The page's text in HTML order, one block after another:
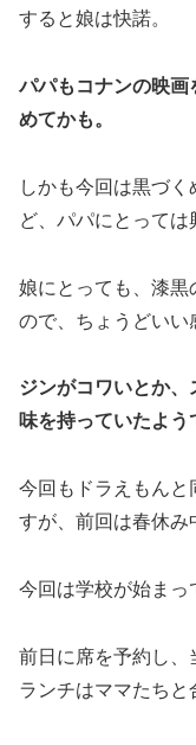
すると娘は快諾。
パパもコナンの映画
めてかも。
しかも今回は黒づ
ど、パパにとっては
娘にとっても、漆黒
ので、ちょうどいい
ジンがコワいとか
味を持っていたよう
今回もドラえもんと
すが、前回は春休み
今回は学校が始まっ
前日に席を予約し、
ランチはママたちと